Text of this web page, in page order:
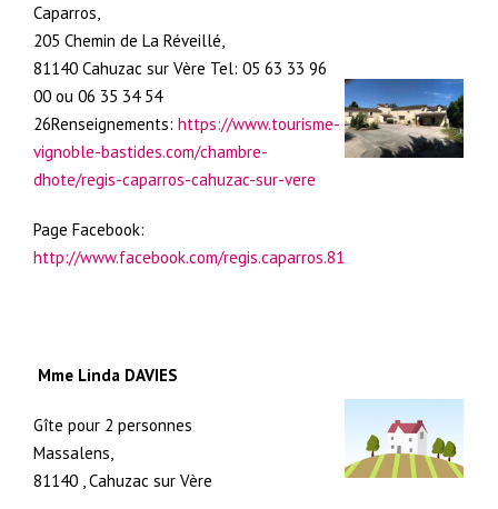
Caparros,
205 Chemin de La Réveillé,
81140 Cahuzac sur Vère Tel: 05 63 33 96
00 ou 06 35 34 54
26Renseignements: https://www.tourisme-
vignoble-bastides.com/chambre-
dhote/regis-caparros-cahuzac-sur-vere
Page Facebook:
http://www.facebook.com/regis.caparros.81
Mme Linda DAVIES
Gîte pour 2 personnes
Massalens,
81140 , Cahuzac sur Vère